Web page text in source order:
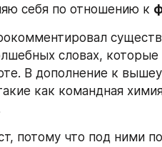
себя по отношению к
словах, которые
В дополнение к
как командная
потому что под ними